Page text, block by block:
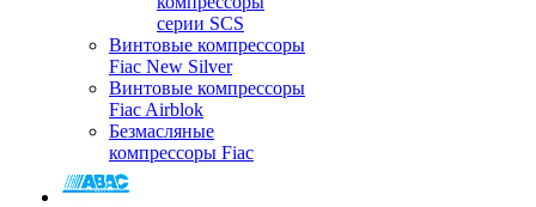
серии SCS
Винтовые компрессоры
Fiac New Silver
Винтовые компрессоры
Fiac Airblok
Безмасляные
компрессоры Fiac